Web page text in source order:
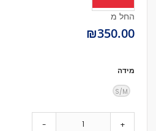
החל מ
₪350.00
מידה
S/M
- +